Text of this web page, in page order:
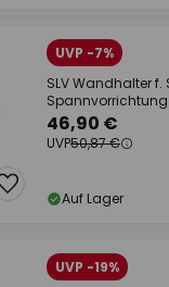
UVP -7%
SLV Wandhalter f.
Spannvorrichtung
46,90 €
UVP50,87 €
Auf Lager
UVP -19%